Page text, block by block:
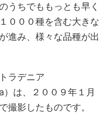
うちでももっとも早く
０００種を含む大きな
進み、様々な品種が出
ラデニア
は、２００９年１月
で撮影したものです。